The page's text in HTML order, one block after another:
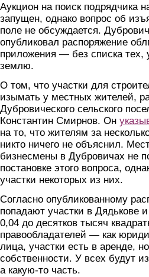
Аукцион на поиск подрядчика
запущен, однако вопрос об
поле не обсуждается.
опубликовал распоряжение
приложения — без списка тех,
землю.
О том, что участки для
изымать у местных жителей,
Дубровического сельского
Константин Смирнов. Он
на то, что жителям за
никто ничего не объяснил.
бизнесмены в Дубровичах не
постановке этого вопроса,
участки некоторых из них.
Согласно опубликованному
попадают участки в Дядькове
0,04 до десятков тысяч
правообладателей — как
лица, участки есть в аренде,
собственности. У всех будут
а какую-то часть.